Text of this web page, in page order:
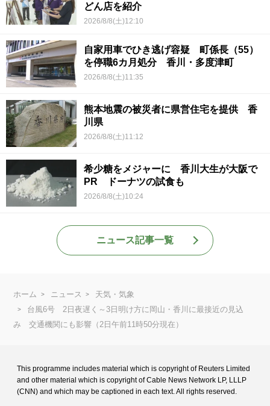
どん店を紹介
2026/8/8(土)12:10
自家用車でひき逃げ容疑 町係長（55）
を停職6カ月処分 香川・多度津町
2026/8/8(土)11:35
熊本地震の被災者に県営住宅を提供 香
川県
2026/8/8(土)11:12
希少糖をメジャーに 香川大生が大阪で
PR ドーナツの試食も
2026/8/8(土)10:24
ニュース記事一覧
ホーム ニュース
天気・気象
台風6号 2日夜遅く～3日明け方に岡山・香川に最接近の見込
み 交通機関にも影響（2日午前11時50分現在）
This programme includes material which is copyright of Reuters Limited
and other material which is copyright of Cable News Network LP, LLLP
(CNN) and which may be captioned in each text. All rights reserved.